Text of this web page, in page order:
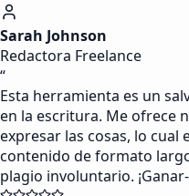
Sarah Johnson
Redactora Freelance
“
Esta herramienta es un
en la escritura. Me ofrece
expresar las cosas, lo
contenido de formato
plagio involuntario.